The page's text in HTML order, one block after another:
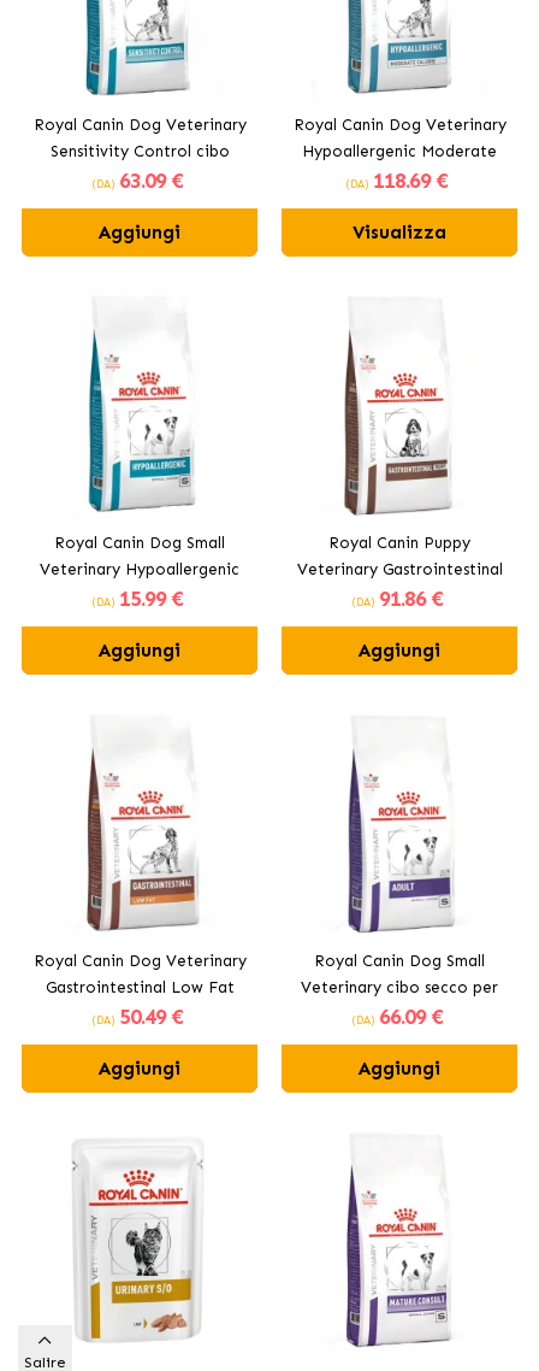
Royal Canin Dog Veterinary
Sensitivity Control cibo
secco per cani adulti
(DA) 63.09 €
Aggiungi
Royal Canin Dog Veterinary
Hypoallergenic Moderate
Calorie cibo secco per cani
adulti
(DA) 118.69 €
Visualizza
Royal Canin Dog Small
Veterinary Hypoallergenic
per cani di piccola taglia
(DA) 15.99 €
Aggiungi
Royal Canin Puppy
Veterinary Gastrointestinal
cibo speciale per cuccioli
(DA) 91.86 €
Aggiungi
Royal Canin Dog Veterinary
Gastrointestinal Low Fat
cibo secco per cani adulti
(DA) 50.49 €
Aggiungi
Royal Canin Dog Small
Veterinary cibo secco per
cani di piccola taglia
(DA) 66.09 €
Aggiungi
Salire